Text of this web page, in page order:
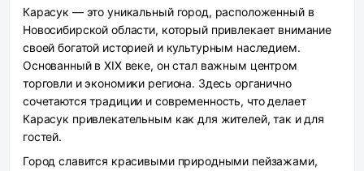
Карасук — это уникальный город, расположенный в
Новосибирской области, который привлекает внимание
своей богатой историей и культурным наследием.
Основанный в XIX веке, он стал важным центром
торговли и экономики региона. Здесь органично
сочетаются традиции и современность, что делает
Карасук привлекательным как для жителей, так и для
гостей.
Город славится красивыми природными пейзажами,